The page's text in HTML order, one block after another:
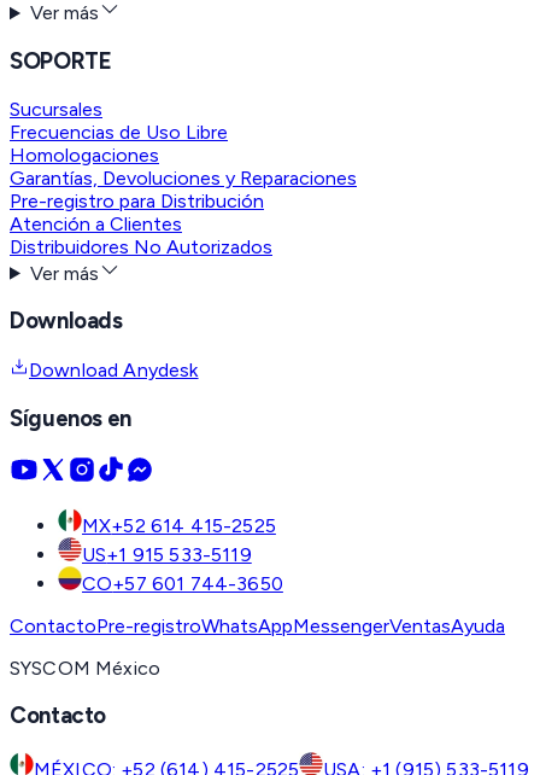
Ver más
SOPORTE
Sucursales
Frecuencias de Uso Libre
Homologaciones
Garantías, Devoluciones y Reparaciones
Pre-registro para Distribución
Atención a Clientes
Distribuidores No Autorizados
Ver más
Downloads
Download Anydesk
Síguenos en
MX+52 614 415-2525
US+1 915 533-5119
CO+57 601 744-3650
ContactoPre-registroWhatsAppMessengerVentasAyuda
SYSCOM México
Contacto
MÉXICO: +52 (614) 415-2525 USA: +1 (915) 533-5119